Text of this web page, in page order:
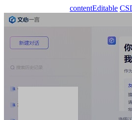
contentEditable